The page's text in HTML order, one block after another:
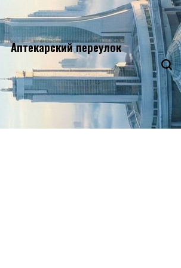
Аптекарский переулок